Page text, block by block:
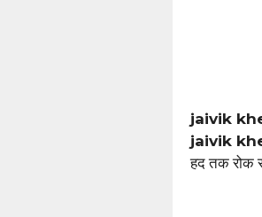
jaivik
jaivik
हद तक रोक